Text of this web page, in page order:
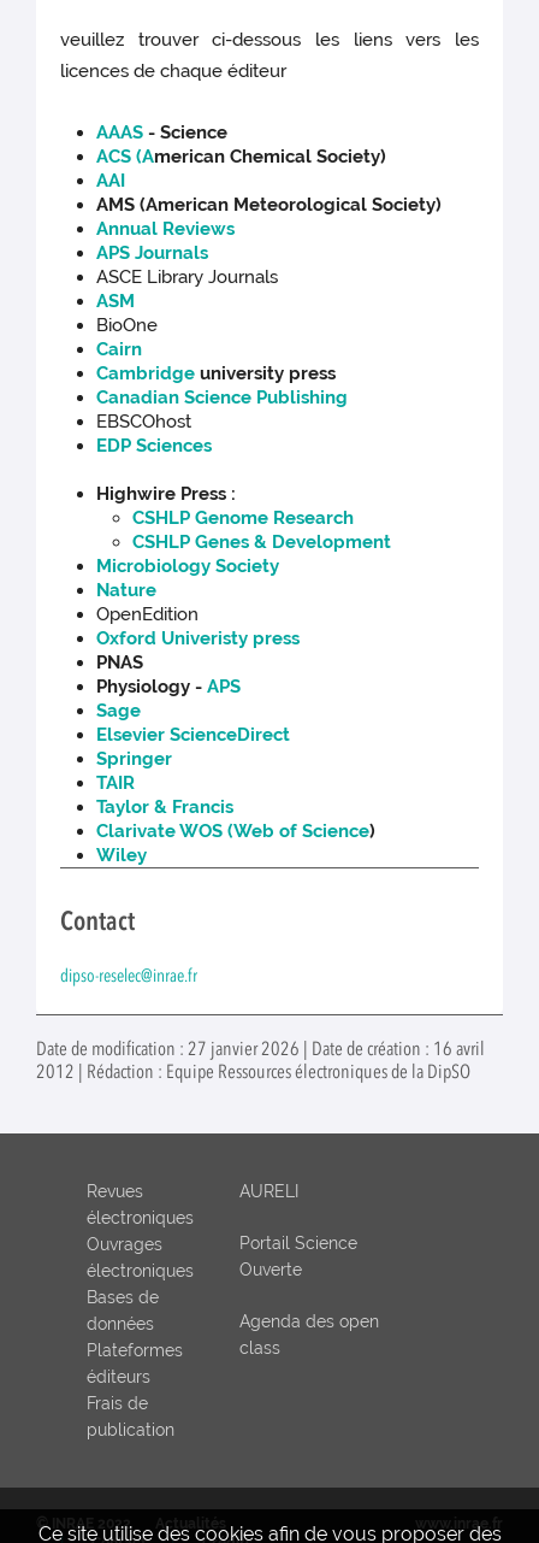
veuillez trouver ci-dessous les liens vers les
licences de chaque éditeur
AAAS - Science
ACS (American Chemical Society)
AAI
AMS (American Meteorological Society)
Annual Reviews
APS Journals
ASCE Library Journals
ASM
BioOne
Cairn
Cambridgeuniversity press
Canadian Science Publishing
EBSCOhost
EDP Sciences
Highwire Press :
CSHLP Genome Research
CSHLP Genes & Development
Microbiology Society
Nature
OpenEdition
Oxford Univeristy press
PNAS
Physiology -APS
Sage
Elsevier ScienceDirect
Springer
TAIR
Taylor & Francis
Clarivate WOS (Web of Science)
Wiley
Contact
dipso-reselec@inrae.fr
Date de modification : 27 janvier 2026 | Date de création : 16 avril
2012 | Rédaction : Equipe Ressources électroniques de la DipSO
Ce site utilise des cookies afin de vous proposer des
Revues
électroniques
Ouvrages
électroniques
Bases de
données
Plateformes
éditeurs
Frais de
publication
AURELI
Portail Science
Ouverte
Agenda des open
class
© INRAE 2022
Actualités
www.inrae.fr